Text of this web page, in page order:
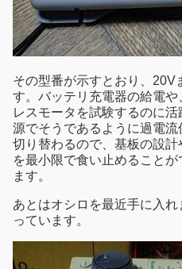
その型番が示すとおり、20V
す。バッテリ充電器の給電
レスモータを試験するのに
源でそうであるように過電
切り替わるので、基板の設
を最小限で食い止めること
ます。
あとはオシロを最近手に入れ
っています。